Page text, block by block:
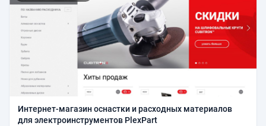
Интернет-магазин оснастки и расходных материалов
для электроинструментов PlexPart